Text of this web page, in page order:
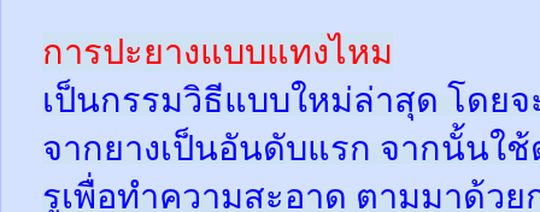
การปะยางแบบแทงไหม
เป็นกรรมวิธีแบบใหม่ล่าสุด โดย
จากยางเป็นอันดับแรก จากนั้นใ
รูเพื่อทำความสะอาด ตามมาด้วย